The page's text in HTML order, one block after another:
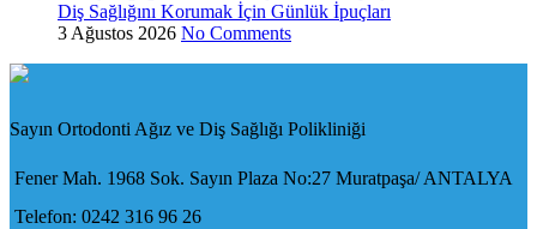
Diş Sağlığını Korumak İçin Günlük İpuçları
3 Ağustos 2026 No Comments
Sayın Ortodonti Ağız ve Diş Sağlığı Polikliniği
Fener Mah. 1968 Sok. Sayın Plaza No:27 Muratpaşa/ ANTALYA
Telefon: 0242 316 96 26